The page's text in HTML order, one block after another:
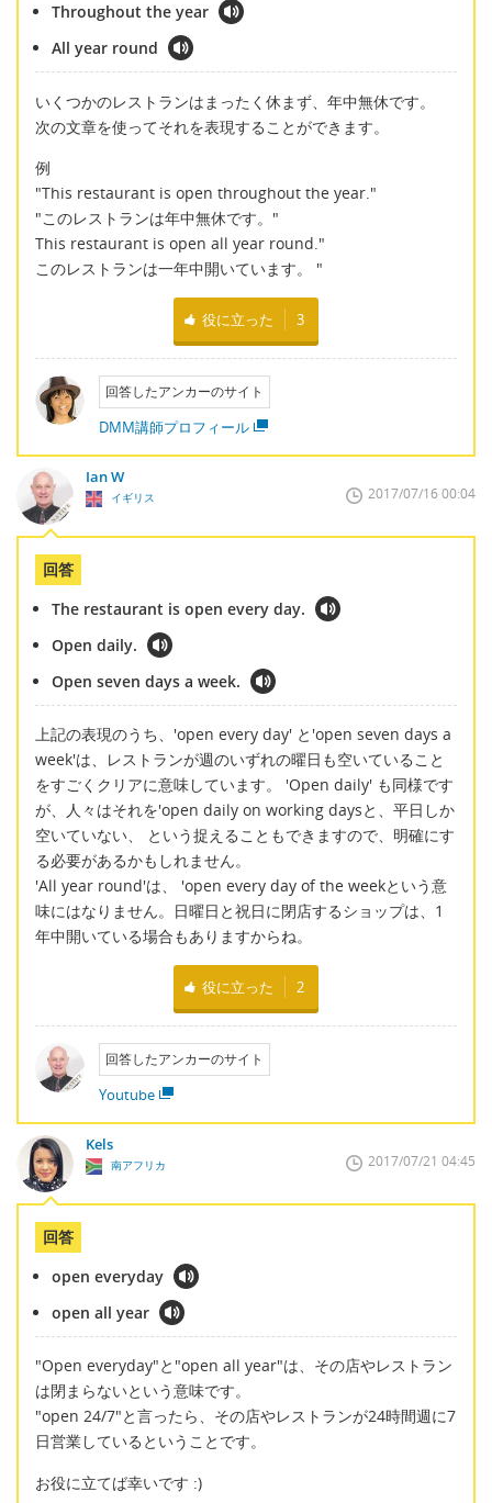
Throughout the year
All year round
いくつかのレストランはまったく休まず、年中無休です。
次の文章を使ってそれを表現することができます。
例
"This restaurant is open throughout the year."
"このレストランは年中無休です。"
This restaurant is open all year round."
このレストランは一年中開いています。 "
役に立った 3
回答したアンカーのサイト
DMM講師プロフィール
Ian W
イギリス 2017/07/16 00:04
回答
The restaurant is open every day.
Open daily.
Open seven days a week.
上記の表現のうち、'open every day' と'open seven days a
week'は、レストランが週のいずれの曜日も空いていること
をすごくクリアに意味しています。 'Open daily' も同様です
が、人々はそれを'open daily on working daysと、平日しか
空いていない、 という捉えることもできますので、明確にす
る必要があるかもしれません。
'All year round'は、 'open every day of the weekという意
味にはなりません。日曜日と祝日に閉店するショップは、1
年中開いている場合もありますからね。
役に立った 2
回答したアンカーのサイト
Youtube
Kels
南アフリカ 2017/07/21 04:45
回答
open everyday
open all year
"Open everyday"と"open all year"は、その店やレストラン
は閉まらないという意味です。
"open 24/7"と言ったら、その店やレストランが24時間週に7
日営業しているということです。
お役に立てば幸いです :)